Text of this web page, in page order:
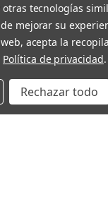
otras tecnologías
mejorar su
acepta la
Política de privacidad.
Rechazar todo